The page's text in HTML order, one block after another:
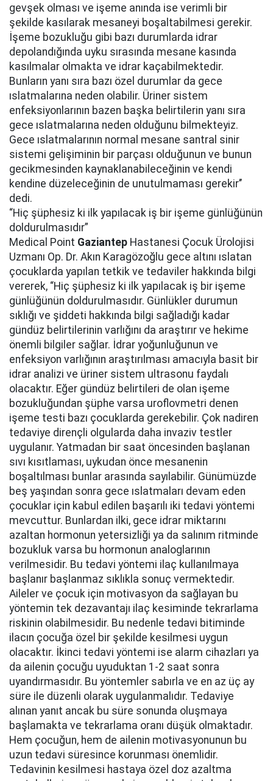
gevşek olması ve işeme anında ise verimli bir
şekilde kasılarak mesaneyi boşaltabilmesi gerekir.
İşeme bozukluğu gibi bazı durumlarda idrar
depolandığında uyku sırasında mesane kasında
kasılmalar olmakta ve idrar kaçabilmektedir.
Bunların yanı sıra bazı özel durumlar da gece
ıslatmalarına neden olabilir. Üriner sistem
enfeksiyonlarının bazen başka belirtilerin yanı sıra
gece ıslatmalarına neden olduğunu bilmekteyiz.
Gece ıslatmalarının normal mesane santral sinir
sistemi gelişiminin bir parçası olduğunun ve bunun
gecikmesinden kaynaklanabileceğinin ve kendi
kendine düzeleceğinin de unutulmaması gerekir’’
dedi.
“Hiç şüphesiz ki ilk yapılacak iş bir işeme günlüğünün
doldurulmasıdır”
Medical Point Gaziantep Hastanesi Çocuk Ürolojisi
Uzmanı Op. Dr. Akın Karagözoğlu gece altını ıslatan
çocuklarda yapılan tetkik ve tedaviler hakkında bilgi
vererek, “Hiç şüphesiz ki ilk yapılacak iş bir işeme
günlüğünün doldurulmasıdır. Günlükler durumun
sıklığı ve şiddeti hakkında bilgi sağladığı kadar
gündüz belirtilerinin varlığını da araştırır ve hekime
önemli bilgiler sağlar. İdrar yoğunluğunun ve
enfeksiyon varlığının araştırılması amacıyla basit bir
idrar analizi ve üriner sistem ultrasonu faydalı
olacaktır. Eğer gündüz belirtileri de olan işeme
bozukluğundan şüphe varsa uroflovmetri denen
işeme testi bazı çocuklarda gerekebilir. Çok nadiren
tedaviye dirençli olgularda daha invaziv testler
uygulanır. Yatmadan bir saat öncesinden başlanan
sıvı kısıtlaması, uykudan önce mesanenin
boşaltılması bunlar arasında sayılabilir. Günümüzde
beş yaşından sonra gece ıslatmaları devam eden
çocuklar için kabul edilen başarılı iki tedavi yöntemi
mevcuttur. Bunlardan ilki, gece idrar miktarını
azaltan hormonun yetersizliği ya da salınım ritminde
bozukluk varsa bu hormonun analoglarının
verilmesidir. Bu tedavi yöntemi ilaç kullanılmaya
başlanır başlanmaz sıklıkla sonuç vermektedir.
Aileler ve çocuk için motivasyon da sağlayan bu
yöntemin tek dezavantajı ilaç kesiminde tekrarlama
riskinin olabilmesidir. Bu nedenle tedavi bitiminde
ilacın çocuğa özel bir şekilde kesilmesi uygun
olacaktır. İkinci tedavi yöntemi ise alarm cihazları ya
da ailenin çocuğu uyuduktan 1-2 saat sonra
uyandırmasıdır. Bu yöntemler sabırla ve en az üç ay
süre ile düzenli olarak uygulanmalıdır. Tedaviye
alınan yanıt ancak bu süre sonunda oluşmaya
başlamakta ve tekrarlama oranı düşük olmaktadır.
Hem çocuğun, hem de ailenin motivasyonunun bu
uzun tedavi süresince korunması önemlidir.
Tedavinin kesilmesi hastaya özel doz azaltma